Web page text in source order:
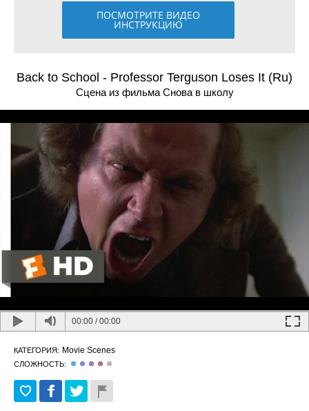
ПОСМОТРИТЕ ВИДЕО
ИНСТРУКЦИЮ
Back to School - Professor Terguson Loses It (Ru)
Сцена из фильма Снова в школу
00:00 /00:00
КАТЕГОРИЯ: Movie Scenes
СЛОЖНОСТЬ: